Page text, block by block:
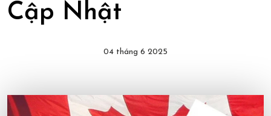
Cập Nhật
04 tháng 6 2025